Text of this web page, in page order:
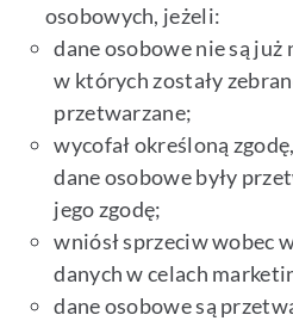
osobowych, jeżeli:
dane osobowe nie są już
w których zostały
przetwarzane;
wycofał określoną
dane osobowe były
jego zgodę;
wniósł sprzeciw wobec
danych w celach
dane osobowe są